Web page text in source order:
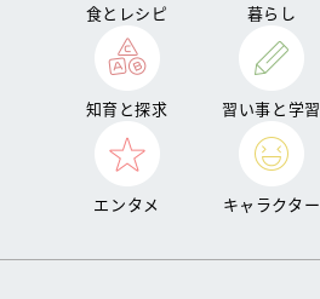
食とレシピ 暮らし
知育と探求 習い事と学習
エンタメ キャラクター